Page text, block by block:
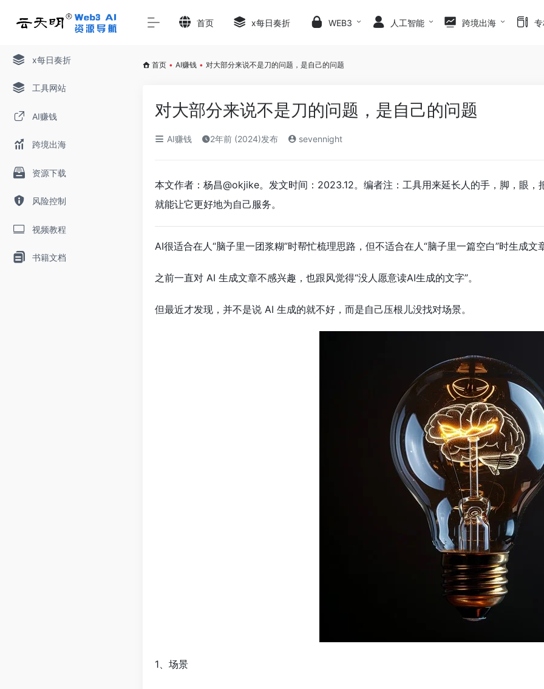
x每日奏折
工具网站
AI赚钱
跨境出海
资源下载
风险控制
视频教程
书籍文档
首页 x每日奏折 WEB3 人工智能 跨境出海
首页 • AI赚钱 • 对大部分来说不是刀的问题，是自己的问题
对大部分来说不是刀的问题，是自己的问题
AI赚钱 2年前 (2024)发布 sevennight
本文作者：杨昌@okjike。发文时间：2023.12。编者注：工具用来延长人的手，脚，眼
就能让它更好地为自己服务。
AI很适合在人“脑子里一团浆糊”时帮忙梳理思路，但不适合在人“脑子里一篇空白”时生成文章
之前一直对 AI 生成文章不感兴趣，也跟风觉得“没人愿意读AI生成的文字”。
但最近才发现，并不是说 AI 生成的就不好，而是自己压根儿没找对场景。
1、场景